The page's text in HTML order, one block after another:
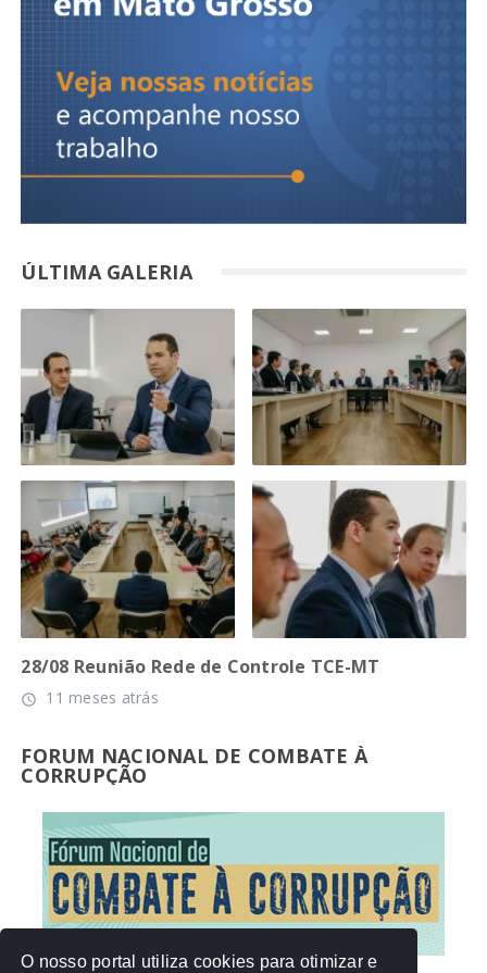
ÚLTIMA GALERIA
28/08 Reunião Rede de Controle TCE-MT
access_time 11 meses atrás
FORUM NACIONAL DE COMBATE À
CORRUPÇÃO
O nosso portal utiliza cookies para otimizar e